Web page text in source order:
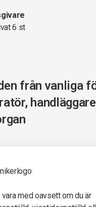
6 st
från vanliga